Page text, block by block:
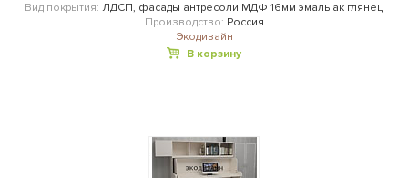
Вид покрытия: ЛДСП, фасады антресоли МДФ 16мм эмаль ак глянец
Производство: Россия
Экодизайн
В корзину